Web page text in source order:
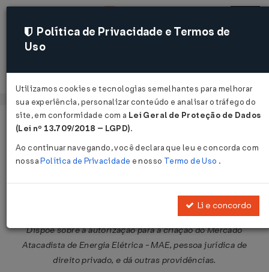
Acessar
Página Inicial Legislações
Lei nº 10.433 de 24/04/2002
Publicado no DOU em 25 abr 2002
Dispõe sobre a autorização para a criação do Mercado
Atacadista de Energia Elétrica - MAE, pessoa jurídica de
direito privado, e dá outras providências.
Política de Privacidade e Termos de
Uso
Utilizamos cookies e tecnologias semelhantes para melhorar
sua experiência, personalizar conteúdo e analisar o tráfego do
site, em conformidade com a Lei Geral de Proteção de Dados
(Lei nº 13.709/2018 – LGPD).
Ao continuar navegando, você declara que leu e concorda com
nossaPolítica de Privacidade e nosso Termo de Uso .
Li e concordo